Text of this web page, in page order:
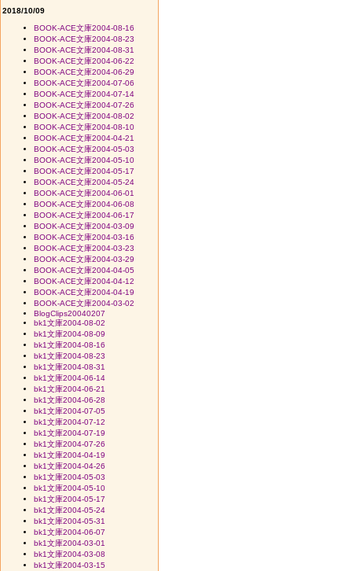
2018/10/09
BOOK-ACE文庫2004-08-16
BOOK-ACE文庫2004-08-23
BOOK-ACE文庫2004-08-31
BOOK-ACE文庫2004-06-22
BOOK-ACE文庫2004-06-29
BOOK-ACE文庫2004-07-06
BOOK-ACE文庫2004-07-14
BOOK-ACE文庫2004-07-26
BOOK-ACE文庫2004-08-02
BOOK-ACE文庫2004-08-10
BOOK-ACE文庫2004-04-21
BOOK-ACE文庫2004-05-03
BOOK-ACE文庫2004-05-10
BOOK-ACE文庫2004-05-17
BOOK-ACE文庫2004-05-24
BOOK-ACE文庫2004-06-01
BOOK-ACE文庫2004-06-08
BOOK-ACE文庫2004-06-17
BOOK-ACE文庫2004-03-09
BOOK-ACE文庫2004-03-16
BOOK-ACE文庫2004-03-23
BOOK-ACE文庫2004-03-29
BOOK-ACE文庫2004-04-05
BOOK-ACE文庫2004-04-12
BOOK-ACE文庫2004-04-19
BOOK-ACE文庫2004-03-02
BlogClips20040207
bk1文庫2004-08-02
bk1文庫2004-08-09
bk1文庫2004-08-16
bk1文庫2004-08-23
bk1文庫2004-08-31
bk1文庫2004-06-14
bk1文庫2004-06-21
bk1文庫2004-06-28
bk1文庫2004-07-05
bk1文庫2004-07-12
bk1文庫2004-07-19
bk1文庫2004-07-26
bk1文庫2004-04-19
bk1文庫2004-04-26
bk1文庫2004-05-03
bk1文庫2004-05-10
bk1文庫2004-05-17
bk1文庫2004-05-24
bk1文庫2004-05-31
bk1文庫2004-06-07
bk1文庫2004-03-01
bk1文庫2004-03-08
bk1文庫2004-03-15